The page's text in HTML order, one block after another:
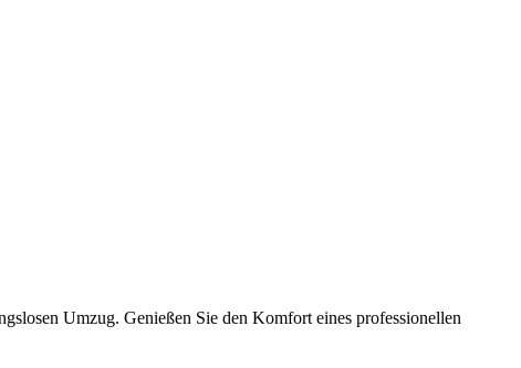
Umzug. Genießen Sie den Komfort eines professionellen